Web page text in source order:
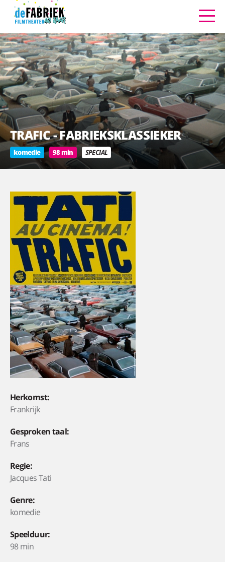
TRAFIC - FABRIEKSKLASSIEKER
komedie 98 min SPECIAL
Herkomst:
Frankrijk
Gesproken taal:
Frans
Regie:
Jacques Tati
Genre:
komedie
Speelduur:
98 min